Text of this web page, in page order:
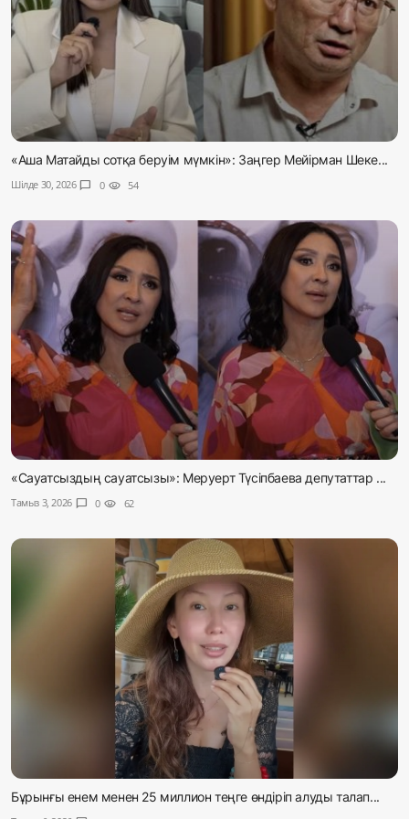
«Аша Матайды сотқа беруім мүмкін»: Заңгер Мейірман Шеке...
Шілде 30, 2026 chat_bubble 0 visibility 54
«Сауатсыздың сауатсызы»: Меруерт Түсіпбаева депутаттар ...
Тамыз 3, 2026 chat_bubble 0 visibility 62
Бұрынғы енем менен 25 миллион теңге өндіріп алуды талап...